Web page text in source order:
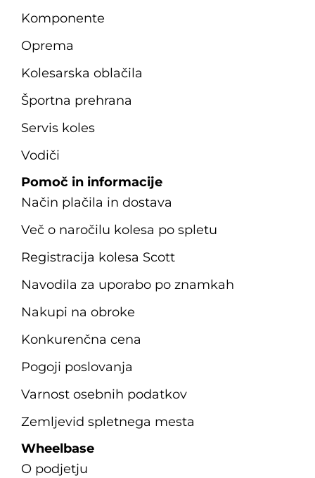
Komponente
Oprema
Kolesarska oblačila
Športna prehrana
Servis koles
Vodiči
Pomoč in informacije
Način plačila in dostava
Več o naročilu kolesa po spletu
Registracija kolesa Scott
Navodila za uporabo po znamkah
Nakupi na obroke
Konkurenčna cena
Pogoji poslovanja
Varnost osebnih podatkov
Zemljevid spletnega mesta
Wheelbase
O podjetju